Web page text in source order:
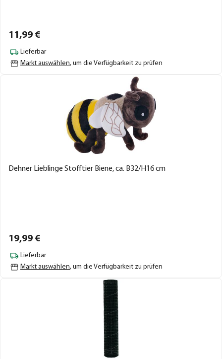
11,99 €
Lieferbar
Markt auswählen, um die Verfügbarkeit zu prüfen
Dehner Lieblinge Stofftier Biene, ca. B32/H16 cm
19,99 €
Lieferbar
Markt auswählen, um die Verfügbarkeit zu prüfen